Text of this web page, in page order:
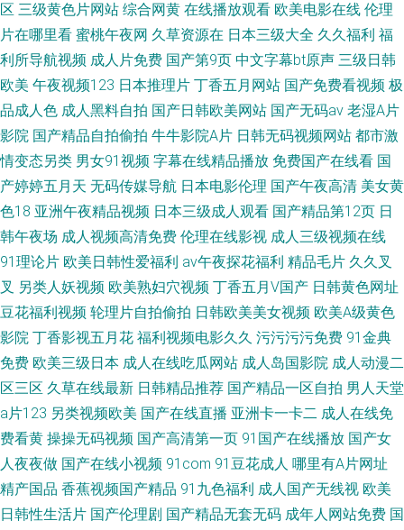
区 三级黄色片网站 综合网黄 在线播放观看 欧美电影在线 伦理
片在哪里看 蜜桃午夜网 久草资源在 日本三级大全 久久福利 福
利所导航视频 成人片免费 国产第9页 中文字幕bt原声 三级日韩
欧美 午夜视频123 日本推理片 丁香五月网站 国产免费看视频 极
品成人色 成人黑料自拍 国产日韩欧美网站 国产无码av 老湿A片
影院 国产精品自拍偷拍 牛牛影院A片 日韩无码视频网站 都市激
情变态另类 男女91视频 字幕在线精品播放 免费国产在线看 国
产婷婷五月天 无码传媒导航 日本电影伦理 国产午夜高清 美女黄
色18 亚洲午夜精品视频 日本三级成人观看 国产精品第12页 日
韩午夜场 成人视频高清免费 伦理在线影视 成人三级视频在线
91理论片 欧美日韩性爱福利 av午夜探花福利 精品毛片 久久叉
叉 另类人妖视频 欧美熟妇穴视频 丁香五月V国产 日韩黄色网址
豆花福利视频 轮理片自拍偷拍 日韩欧美美女视频 欧美A级黄色
影院 丁香影视五月花 福利视频电影久久 污污污污免费 91金典
免费 欧美三级日本 成人在线吃瓜网站 成人岛国影院 成人动漫二
区三区 久草在线最新 日韩精品推荐 国产精品一区自拍 男人天堂
a片123 另类视频欧美 国产在线直播 亚洲卡一卡二 成人在线免
费看黄 操操无码视频 国产高清第一页 91国产在线播放 国产女
人夜夜做 国产在线小视频 91com 91豆花成人 哪里有A片网址
精产国品 香蕉视频国产精品 91九色福利 成人国产无线视 欧美
日韩性生活片 国产伦理剧 国产精品无套无码 成年人网站免费 国